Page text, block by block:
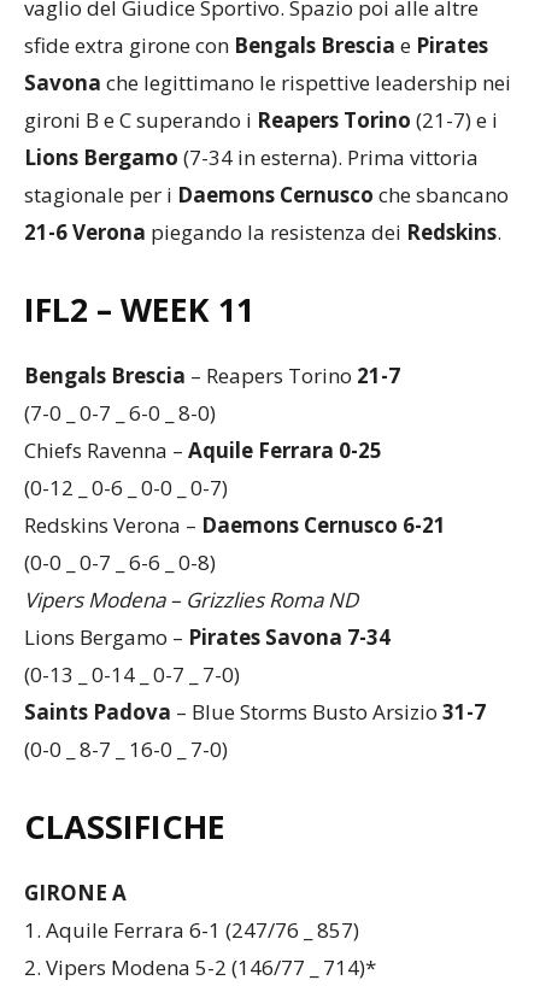
staff medico presente in campo)ed è al momento al
vaglio del Giudice Sportivo. Spazio poi alle altre
sfide extra girone conBengals BresciaePirates
Savona che legittimano le rispettive leadership nei
gironi B e C superando iReapers Torino(21-7) e i
Lions Bergamo (7-34 in esterna). Prima vittoria
stagionale per iDaemons Cernuscoche sbancano
Bengals Brescia– Reapers Torino
(7-0 _ 0-7 _ 6-0 _ 8-0)
Chiefs Ravenna –Aquile Ferrara 0-25
(0-12 _ 0-6 _ 0-0 _ 0-7)
Redskins Verona –Daemons Cernusco 6-21
(0-0 _ 0-7 _ 6-6 _ 0-8)
Vipers Modena – Grizzlies Roma ND
Lions Bergamo – Pirates Savona 7-34
(0-13 _ 0-14 _ 0-7 _ 7-0)
Saints Padova – Blue Storms Busto Arsizio
GIRONE A
1. Aquile Ferrara 6-1 (247/76 _ 857)